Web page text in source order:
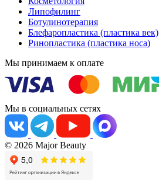
Липофилинг
Ботулинотерапия
Блефаропластика (пластика век)
Ринопластика (пластика носа)
Мы принимаем к оплате
Мы в социальных сетях
© 2026 Major Beauty